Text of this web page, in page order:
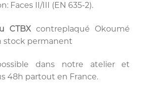
Faces II/III (EN 635-2).
CTBX contreplaqué Okoumé
stock permanent
dans notre atelier et
48h partout en France.